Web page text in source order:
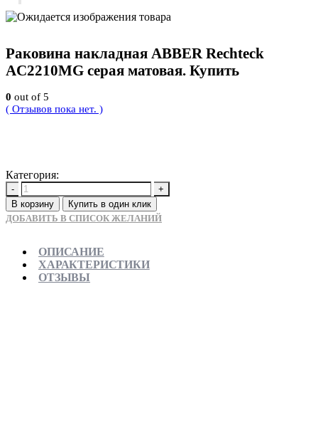
Раковина накладная ABBER Rechteck
AC2210MG серая матовая. Купить
0 out of 5
( Отзывов пока нет. )
Категория:
-
+
В корзину
Купить в один клик
ДОБАВИТЬ В СПИСОК ЖЕЛАНИЙ
ОПИСАНИЕ
ХАРАКТЕРИСТИКИ
ОТЗЫВЫ